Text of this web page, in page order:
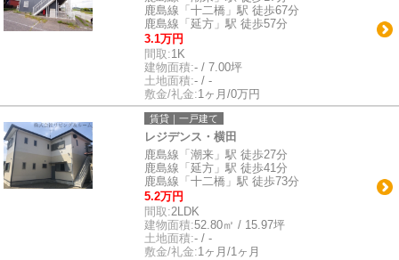
鹿島線「十二橋」駅 徒歩67分
鹿島線「延方」駅 徒歩57分
3.1万円
間取:1K
建物面積:- / 7.00坪
土地面積:- / -
敷金/礼金:1ヶ月/0万円
賃貸｜一戸建て
レジデンス・横田
鹿島線「潮来」駅 徒歩27分
鹿島線「延方」駅 徒歩41分
鹿島線「十二橋」駅 徒歩73分
5.2万円
間取:2LDK
建物面積:52.80㎡ / 15.97坪
土地面積:- / -
敷金/礼金:1ヶ月/1ヶ月